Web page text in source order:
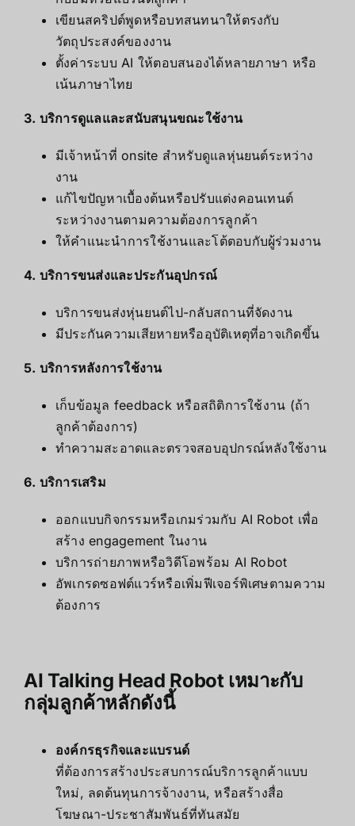
เขียนสคริปต์พูดหรือบทสนทนาให้ตรงกับ
วัตถุประสงค์ของงาน
ตั้งค่าระบบ AI ให้ตอบสนองได้หลายภาษา หรือ
เน้นภาษาไทย
3. บริการดูแลและสนับสนุนขณะใช้งาน
มีเจ้าหน้าที่ onsite สำหรับดูแลหุ่นยนต์ระหว่าง
งาน
แก้ไขปัญหาเบื้องต้นหรือปรับแต่งคอนเทนต์
ระหว่างงานตามความต้องการลูกค้า
ให้คำแนะนำการใช้งานและโต้ตอบกับผู้ร่วมงาน
4. บริการขนส่งและประกันอุปกรณ์
บริการขนส่งหุ่นยนต์ไป-กลับสถานที่จัดงาน
มีประกันความเสียหายหรืออุบัติเหตุที่อาจเกิดขึ้น
5. บริการหลังการใช้งาน
เก็บข้อมูล feedback หรือสถิติการใช้งาน (ถ้า
ลูกค้าต้องการ)
ทำความสะอาดและตรวจสอบอุปกรณ์หลังใช้งาน
6. บริการเสริม
ออกแบบกิจกรรมหรือเกมร่วมกับ AI Robot เพื่อ
สร้าง engagement ในงาน
บริการถ่ายภาพหรือวิดีโอพร้อม AI Robot
อัพเกรดซอฟต์แวร์หรือเพิ่มฟีเจอร์พิเศษตามความ
ต้องการ
AI Talking Head Robot เหมาะกับ
กลุ่มลูกค้าหลักดังนี้
องค์กรธุรกิจและแบรนด์
ที่ต้องการสร้างประสบการณ์บริการลูกค้าแบบ
ใหม่, ลดต้นทุนการจ้างงาน, หรือสร้างสื่อ
โฆษณา-ประชาสัมพันธ์ที่ทันสมัย